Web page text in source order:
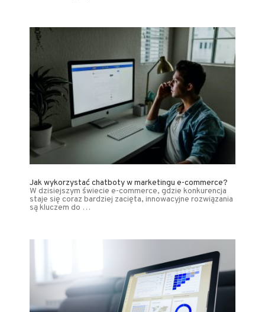
Jak wykorzystać chatboty w marketingu e-commerce?
W dzisiejszym świecie e-commerce, gdzie konkurencja
staje się coraz bardziej zacięta, innowacyjne rozwiązania
są kluczem do …